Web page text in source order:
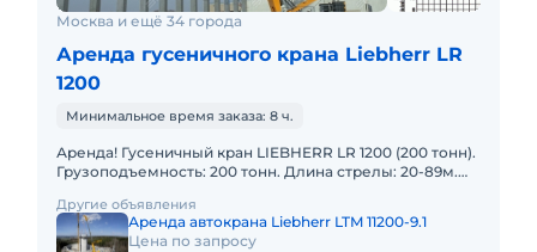
Москва и ещё 34 города
Аренда гусеничного крана Liebherr LR
1200
Минимальное время заказа: 8 ч.
Аренда! Гусеничный кран LIEBHERR LR 1200 (200 тонн).
Грузоподъемность: 200 тонн. Длина стрелы: 20-89м.
Другие объявления
Аренда автокрана Liebherr LTM 11200-9.1
Цена по запросу